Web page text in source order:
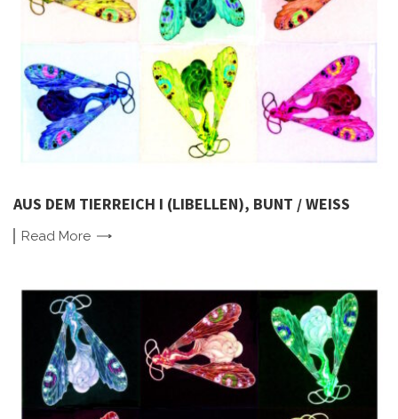
AUS DEM TIERREICH I (LIBELLEN), BUNT / WEISS
Read More